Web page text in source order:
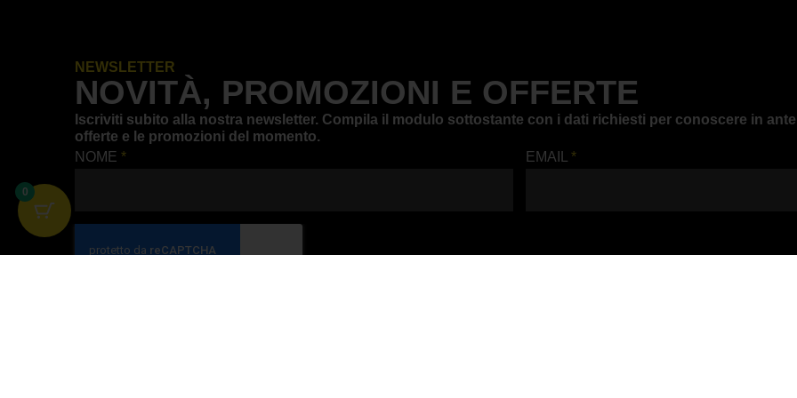
NEWSLETTER
NOVITÀ, PROMOZIONI E OFFERTE
Iscriviti subito alla nostra newsletter. Compila il modulo sottostante con i dati richiesti per conoscere in
offerte e le promozioni del momento.
NOME* EMAIL*
0